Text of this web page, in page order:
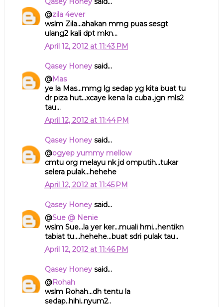
@zila 4ever
wslm Zila...ahakan mmg puas sesgt
ulang2 kali dpt mkn...
April 12, 2012 at 11:43 PM
Qasey Honeysaid...
@Mas
ye la Mas...mmg lg sedap yg kita buat tu
dr piza hut...xcaye kena la cuba..jgn mls2
tau...
April 12, 2012 at 11:44 PM
Qasey Honeysaid...
@ogyep yummy mellow
cmtu org melayu nk jd omputih...tukar
selera pulak...hehehe
April 12, 2012 at 11:45 PM
Qasey Honeysaid...
@Sue @ Nenie
wslm Sue...la yer ker...muali hrni...hentikn
tabiat tu....hehehe...buat sdri pulak tau..
April 12, 2012 at 11:46 PM
Qasey Honeysaid...
@Rohah
wslm Rohah...dh tentu la
sedap..hihi..nyum2..